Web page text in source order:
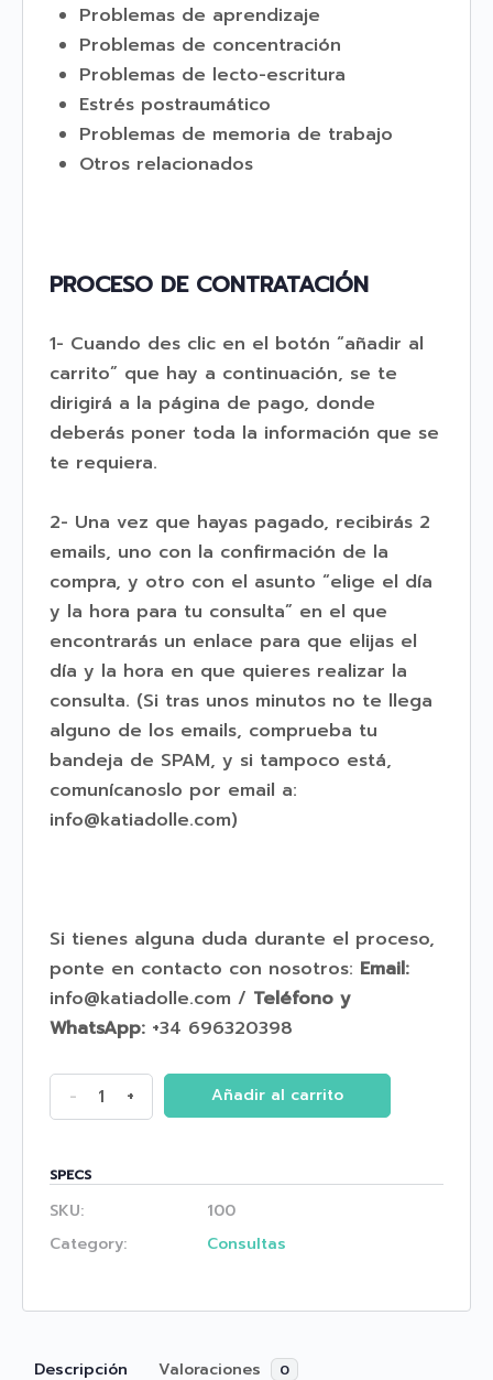
Problemas de aprendizaje
Problemas de concentración
Problemas de lecto-escritura
Estrés postraumático
Problemas de memoria de trabajo
Otros relacionados
PROCESO DE CONTRATACIÓN
1- Cuando des clic en el botón “añadir al
carrito” que hay a continuación, se te
dirigirá a la página de pago, donde
deberás poner toda la información que se
te requiera.
2- Una vez que hayas pagado, recibirás 2
emails, uno con la confirmación de la
compra, y otro con el asunto “elige el día
y la hora para tu consulta” en el que
encontrarás un enlace para que elijas el
día y la hora en que quieres realizar la
consulta. (Si tras unos minutos no te llega
alguno de los emails, comprueba tu
bandeja de SPAM, y si tampoco está,
comunícanoslo por email a:
info@katiadolle.com)
Si tienes alguna duda durante el proceso,
ponte en contacto con nosotros: Email:
info@katiadolle.com / Teléfono y
WhatsApp: +34 696320398
Consulta
TDAH
- + Añadir al carrito
SPECS
SKU:
100
Category:
Consultas
Descripción Valoraciones 0